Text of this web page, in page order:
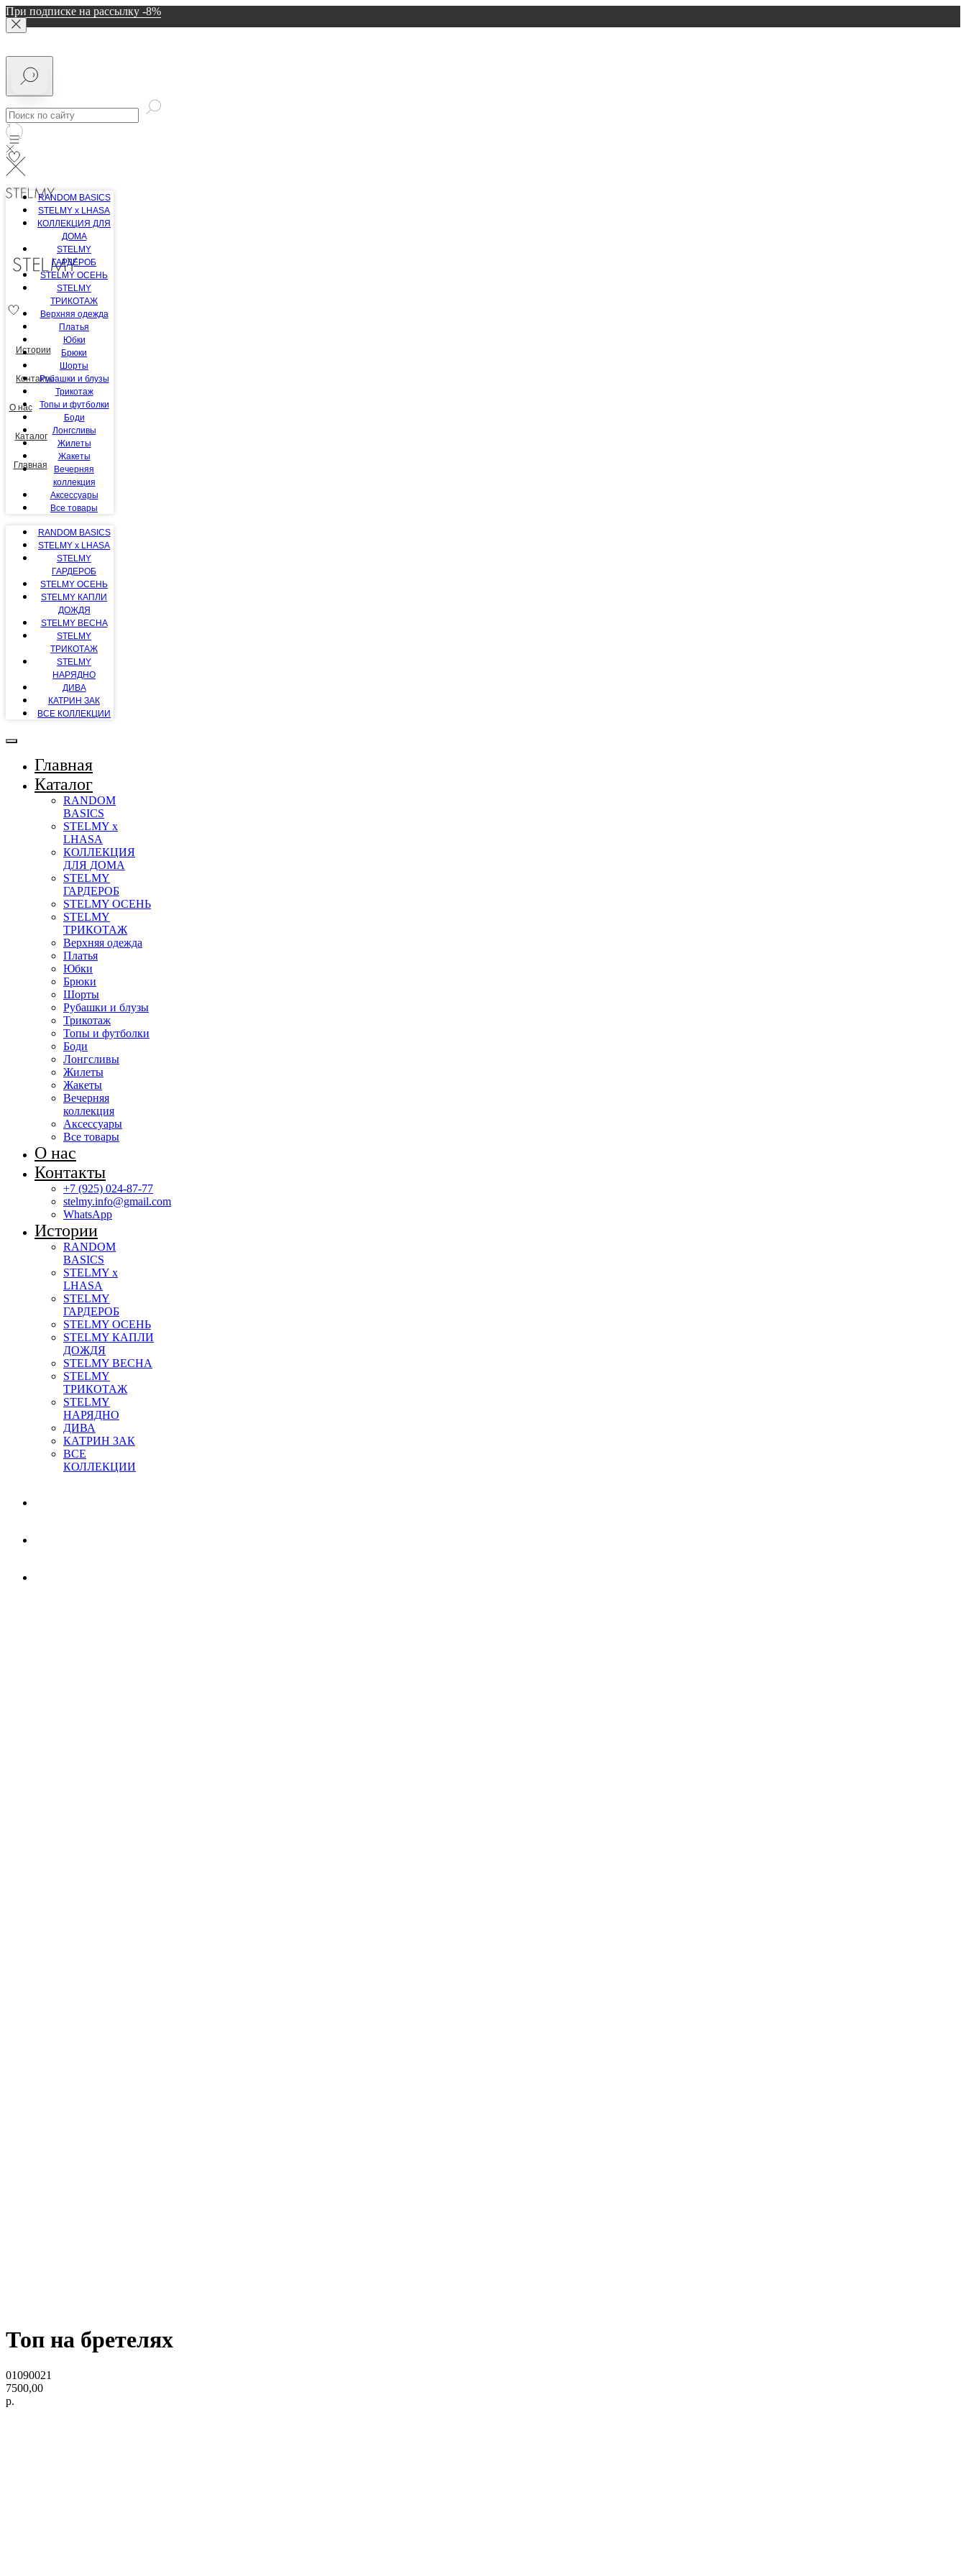
При подписке на рассылку -8%
Истории
Контакты
О нас
Каталог
Главная
RANDOM BASICS
STELMY x LHASA
КОЛЛЕКЦИЯ ДЛЯ
ДОМА
STELMY
ГАРДЕРОБ
STELMY ОСЕНЬ
STELMY
ТРИКОТАЖ
Верхняя одежда
Платья
Юбки
Брюки
Шорты
Рубашки и блузы
Трикотаж
Топы и футболки
Боди
Лонгсливы
Жилеты
Жакеты
Вечерняя
коллекция
Аксессуары
Все товары
RANDOM BASICS
STELMY x LHASA
STELMY
ГАРДЕРОБ
STELMY ОСЕНЬ
STELMY КАПЛИ
ДОЖДЯ
STELMY ВЕСНА
STELMY
ТРИКОТАЖ
STELMY
НАРЯДНО
ДИВА
КАТРИН ЗАК
ВСЕ КОЛЛЕКЦИИ
Главная
Каталог
RANDOM
BASICS
STELMY x
LHASA
КОЛЛЕКЦИЯ
ДЛЯ ДОМА
STELMY
ГАРДЕРОБ
STELMY ОСЕНЬ
STELMY
ТРИКОТАЖ
Верхняя одежда
Платья
Юбки
Брюки
Шорты
Рубашки и блузы
Трикотаж
Топы и футболки
Боди
Лонгсливы
Жилеты
Жакеты
Вечерняя
коллекция
Аксессуары
Все товары
О нас
Контакты
+7 (925) 024-87-77
stelmy.info@gmail.com
WhatsApp
Истории
RANDOM
BASICS
STELMY x
LHASA
STELMY
ГАРДЕРОБ
STELMY ОСЕНЬ
STELMY КАПЛИ
ДОЖДЯ
STELMY ВЕСНА
STELMY
ТРИКОТАЖ
STELMY
НАРЯДНО
ДИВА
КАТРИН ЗАК
ВСЕ
КОЛЛЕКЦИИ
Топ на бретелях
01090021
7500,00
р.